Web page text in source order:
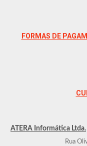
FORMAS DE
ATERA Informática Ltda.
Rua